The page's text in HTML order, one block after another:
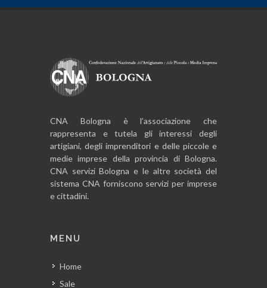
CNA Bologna è l’associazione che
rappresenta e tutela gli interessi degli
artigiani, degli imprenditori e delle piccole e
medie imprese della provincia di Bologna.
CNA servizi Bologna e le altre società del
sistema CNA forniscono servizi per imprese
e cittadini.
MENU
Home
Sale